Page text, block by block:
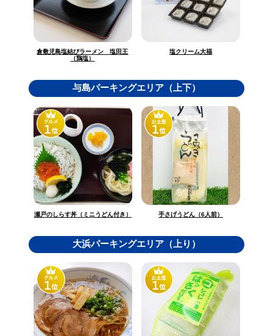
倉敷児島塩結びラーメン 塩田王
（鶏塩）
塩クリーム大福
与島パーキングエリア（上下）
瀬戸のしらす丼（ミニうどん付き） 手さげうどん（6人前）
大浜パーキングエリア（上り）